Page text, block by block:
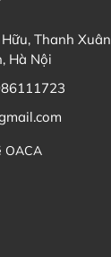
Thanh Xuân
Hà Nội
OACA